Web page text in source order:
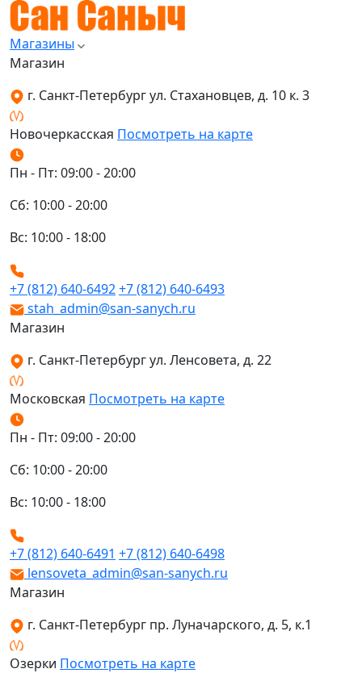
Магазины
Магазин
г. Санкт-Петербург ул. Стахановцев, д. 10 к. 3
Новочеркасская Посмотреть на карте
Пн - Пт: 09:00 - 20:00
Сб: 10:00 - 20:00
Вс: 10:00 - 18:00
+7 (812) 640-6492+7 (812) 640-6493
stah_admin@san-sanych.ru
Магазин
г. Санкт-Петербург ул. Ленсовета, д. 22
Московская Посмотреть на карте
Пн - Пт: 09:00 - 20:00
Сб: 10:00 - 20:00
Вс: 10:00 - 18:00
+7 (812) 640-6491 +7 (812) 640-6498
lensoveta_admin@san-sanych.ru
Магазин
г. Санкт-Петербург пр. Луначарского, д. 5, к.1
Озерки Посмотреть на карте